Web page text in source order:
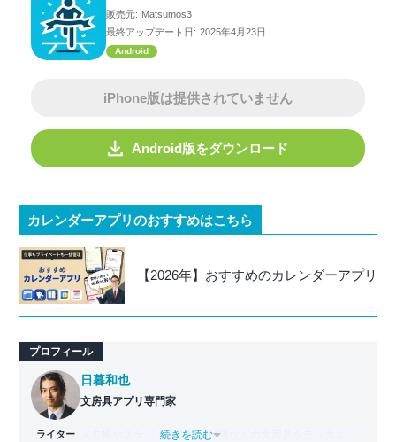
販売元: Matsumos3
最終アップデート日: 2025年4月23日
Android
iPhone版は提供されていません
Android版をダウンロード
カレンダーアプリのおすすめはこちら
【2026年】おすすめのカレンダーアプリ
プロフィール
ライター
日暮和也
文房具アプリ専門家
メモ帳やスケジュール帳、付箋などの文房具をデジタル化
...続きを読む